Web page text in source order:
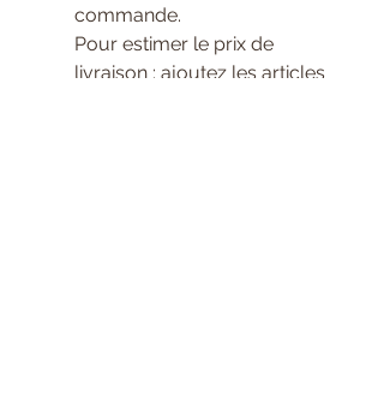
commande.
Pour estimer le prix de
livraison : ajoutez les articles